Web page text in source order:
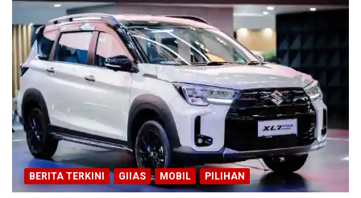
BERITA TERKINI GIIAS MOBIL PILIHAN